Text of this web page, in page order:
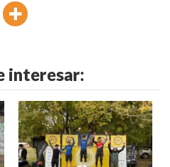
interesar: